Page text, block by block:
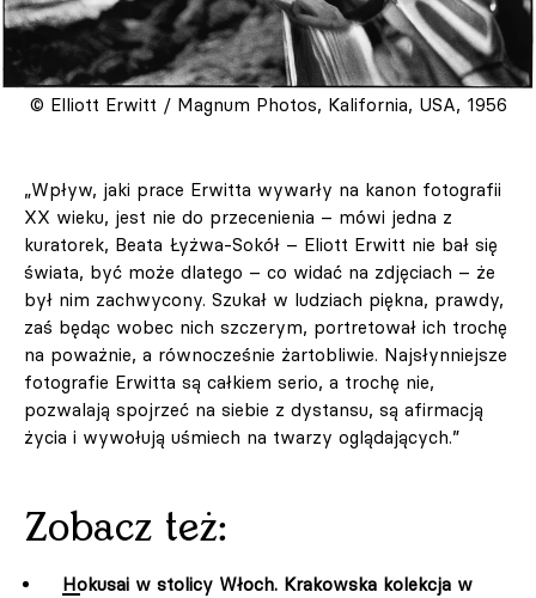
© Elliott Erwitt / Magnum Photos, Kalifornia, USA, 1956
„Wpływ, jaki prace Erwitta wywarły na kanon fotografii
XX wieku, jest nie do przecenienia – mówi jedna z
kuratorek, Beata Łyżwa-Sokół – Eliott Erwitt nie bał się
świata, być może dlatego – co widać na zdjęciach – że
był nim zachwycony. Szukał w ludziach piękna, prawdy,
zaś będąc wobec nich szczerym, portretował ich trochę
na poważnie, a równocześnie żartobliwie. Najsłynniejsze
fotografie Erwitta są całkiem serio, a trochę nie,
pozwalają spojrzeć na siebie z dystansu, są afirmacją
życia i wywołują uśmiech na twarzy oglądających.”
Zobacz też:
Hokusai w stolicy Włoch. Krakowska kolekcja w